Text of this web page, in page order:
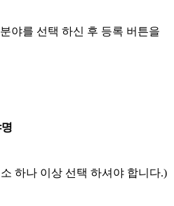
야를 선택 하신 후 등록 버튼을
하나 이상 선택 하셔야 합니다.)